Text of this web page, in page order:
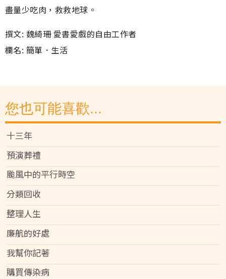
盡量少吃肉，救救地球。
撰文: 魏綺珊 愛書愛戲的自由工作者
欄名: 簡單．生活
您也可能喜歡...
十三年
預演葬禮
颱風中的平行時空
分類回收
整理人生
廉航的好處
我幫你記著
購買傳染病